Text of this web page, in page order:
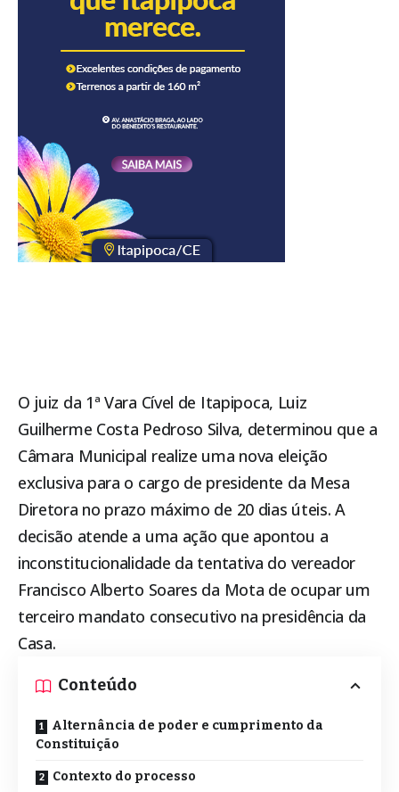
O juiz da 1ª Vara Cível de Itapipoca, Luiz
Guilherme Costa Pedroso Silva, determinou que a
Câmara Municipal realize uma nova eleição
exclusiva para o cargo de presidente da Mesa
Diretora no prazo máximo de 20 dias úteis. A
decisão atende a uma ação que apontou a
inconstitucionalidade da tentativa do vereador
Francisco Alberto Soares da Mota de ocupar um
terceiro mandato consecutivo na presidência da
Casa.
Conteúdo
Alternância de poder e cumprimento da
Constituição
Contexto do processo